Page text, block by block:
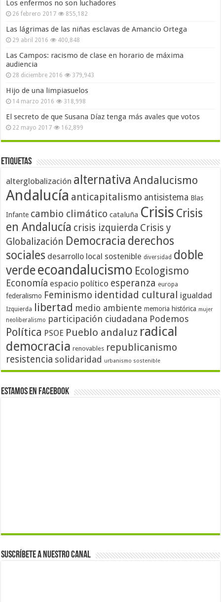
Los enfermos no son luchadores
26 febrero 2017 855,182
Las lágrimas de las niñas esclavas de Amancio Ortega
29 abril 2016 400,848
Las Campos: racismo de clase en horario de máxima
audiencia
28 diciembre 2016 379,943
Hijo de una limpiasuelos
14 marzo 2016 318,998
El secreto de que Susana Díaz tenga más avales que votos
22 mayo 2017 162,899
Etiquetas
alterglobalización alternativa Andalucismo
Andalucía anticapitalismo antisistema Blas
Infante cambio climático cataluña Crisis Crisis
en Andalucía crisis izquierda Crisis y
Globalización Democracia derechos
sociales desarrollo local sostenible diversidad doble
verdeecoandalucismo Ecologismo
Economía espacio político esperanza europa
federalismo Feminismo identidad cultural igualdad
Izquierda libertad medio ambiente memoria histórica mujer
neoliberalismo participación ciudadana Podemos
Política PSOE Pueblo andaluz radical
democracia renovables republicanismo
resistencia solidaridad urbanismo sostenible
Estamos en Facebook
Suscríbete a nuestro canal